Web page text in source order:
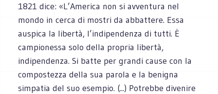
1821 dice: «L’America non si avventura nel
mondo in cerca di mostri da abbattere. Essa
auspica la libertà, l’indipendenza di tutti. È
campionessa solo della propria libertà,
indipendenza. Si batte per grandi cause con la
compostezza della sua parola e la benigna
simpatia del suo esempio. (...) Potrebbe divenire